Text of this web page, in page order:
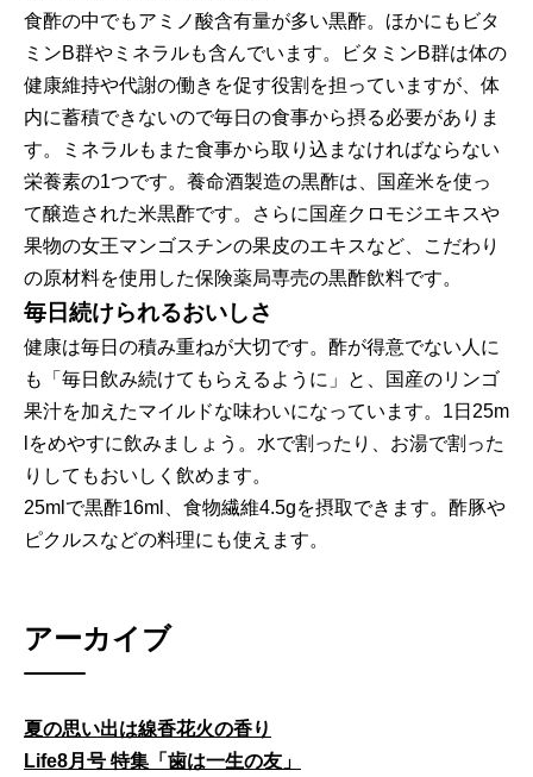
食酢の中でもアミノ酸含有量が多い黒酢。ほかにもビタ
ミンB群やミネラルも含んでいます。ビタミンB群は体の
健康維持や代謝の働きを促す役割を担っていますが、体
内に蓄積できないので毎日の食事から摂る必要がありま
す。ミネラルもまた食事から取り込まなければならない
栄養素の1つです。養命酒製造の黒酢は、国産米を使っ
て醸造された米黒酢です。さらに国産クロモジエキスや
果物の女王マンゴスチンの果皮のエキスなど、こだわり
の原材料を使用した保険薬局専売の黒酢飲料です。
毎日続けられるおいしさ
健康は毎日の積み重ねが大切です。酢が得意でない人に
も「毎日飲み続けてもらえるように」と、国産のリンゴ
果汁を加えたマイルドな味わいになっています。1日25m
lをめやすに飲みましょう。水で割ったり、お湯で割った
りしてもおいしく飲めます。
25mlで黒酢16ml、食物繊維4.5gを摂取できます。酢豚や
ピクルスなどの料理にも使えます。
アーカイブ
夏の思い出は線香花火の香り
Life8月号 特集「歯は一生の友」